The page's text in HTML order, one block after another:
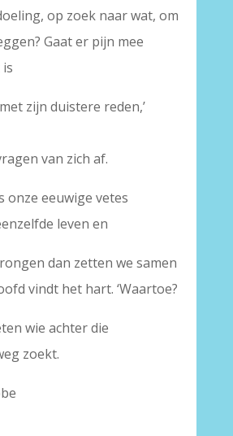
op zoek naar wat, om
Gaat er pijn mee
is
zijn duistere reden,’
van zich af.
onze eeuwige vetes
leven en
dan zetten we samen
vindt het hart. ‘Waartoe?
wie achter die
zoekt.